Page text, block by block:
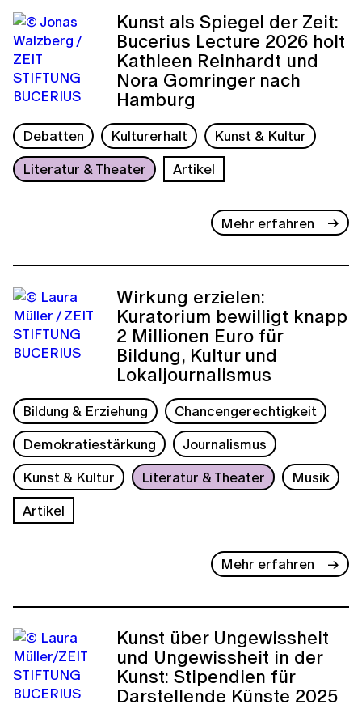
Kunst als Spiegel der Zeit:
Bucerius Lecture 2026 holt
Kathleen Reinhardt und
Nora Gomringer nach
Hamburg
Debatten Kulturerhalt
Kunst & Kultur
Literatur & Theater
Artikel
Mehr erfahren
Wirkung erzielen:
Kuratorium bewilligt knapp
2 Millionen Euro für
Bildung, Kultur und
Lokaljournalismus
Bildung & Erziehung
Chancengerechtigkeit
Demokratiestärkung
Journalismus
Kunst & Kultur
Literatur & Theater
Musik
Artikel
Mehr erfahren
Kunst über Ungewissheit
und Ungewissheit in der
Kunst: Stipendien für
Darstellende Künste 2025